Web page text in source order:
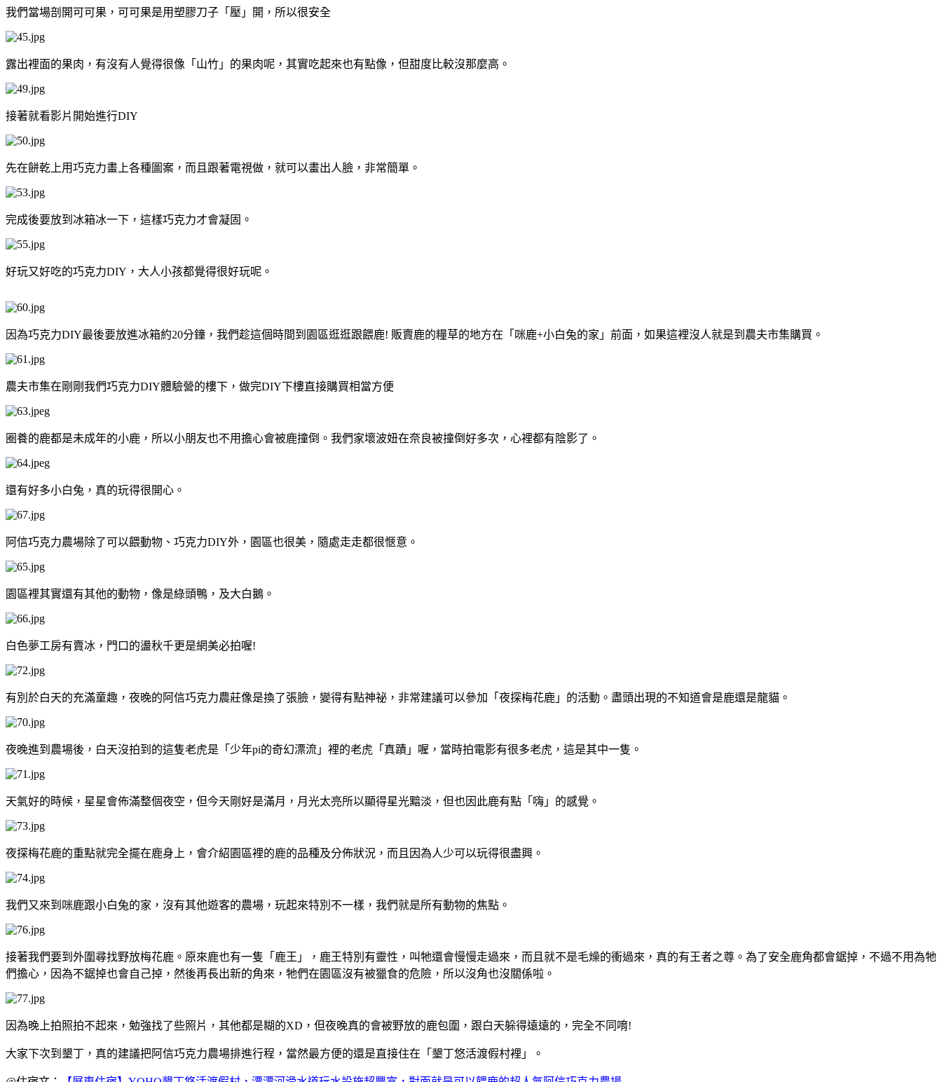
我們當場剖開可可果，可可果是用塑膠刀子「壓」開，所以很安全
露出裡面的果肉，有沒有人覺得很像「山竹」的果肉呢，其實吃起來也有點像，但甜度比較沒那麼高。
接著就看影片開始進行DIY
先在餅乾上用巧克力畫上各種圖案，而且跟著電視做，就可以畫出人臉，非常簡單。
完成後要放到冰箱冰一下，這樣巧克力才會凝固。
好玩又好吃的巧克力DIY，大人小孩都覺得很好玩呢。
因為巧克力DIY最後要放進冰箱約20分鐘，我們趁這個時間到園區逛逛跟餵鹿! 販賣鹿的糧草的地方在「咪鹿+小白兔的家」前面，如果這裡沒人就是到農夫市集購買。
農夫市集在剛剛我們巧克力DIY體驗營的樓下，做完DIY下樓直接購買相當方便
圈養的鹿都是未成年的小鹿，所以小朋友也不用擔心會被鹿撞倒。我們家壞波妞在奈良被撞倒好多次，心裡都有陰影了。
還有好多小白兔，真的玩得很開心。
阿信巧克力農場除了可以餵動物、巧克力DIY外，園區也很美，隨處走走都很愜意。
園區裡其實還有其他的動物，像是綠頭鴨，及大白鵝。
白色夢工房有賣冰，門口的盪秋千更是網美必拍喔!
有別於白天的充滿童趣，夜晚的阿信巧克力農莊像是換了張臉，變得有點神祕，非常建議可以參加「夜探梅花鹿」的活動。盡頭出現的不知道會是鹿還是龍貓。
夜晚進到農場後，白天沒拍到的這隻老虎是「少年pi的奇幻漂流」裡的老虎「真蹟」喔，當時拍電影有很多老虎，這是其中一隻。
天氣好的時候，星星會佈滿整個夜空，但今天剛好是滿月，月光太亮所以顯得星光黯淡，但也因此鹿有點「嗨」的感覺。
夜探梅花鹿的重點就完全擺在鹿身上，會介紹園區裡的鹿的品種及分佈狀況，而且因為人少可以玩得很盡興。
我們又來到咪鹿跟小白兔的家，沒有其他遊客的農場，玩起來特別不一樣，我們就是所有動物的焦點。
接著我們要到外圍尋找野放梅花鹿。原來鹿也有一隻「鹿王」，鹿王特別有靈性，叫牠還會慢慢走過來，而且就不是毛燥的衝過來，真的有王者之尊。為了安全鹿角都會鋸掉，不過不用為牠
們擔心，因為不鋸掉也會自己掉，然後再長出新的角來，牠們在園區沒有被獵食的危險，所以沒角也沒關係啦。
因為晚上拍照拍不起來，勉強找了些照片，其他都是糊的XD，但夜晚真的會被野放的鹿包圍，跟白天躲得遠遠的，完全不同唷!
大家下次到墾丁，真的建議把阿信巧克力農場排進行程，當然最方便的還是直接住在「墾丁悠活渡假村裡」。